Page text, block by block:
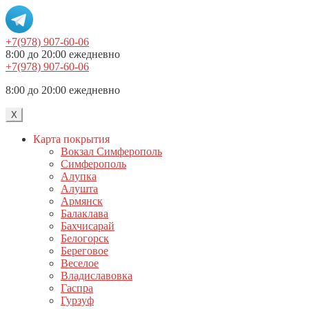
+7(978) 907-60-06
8:00 до 20:00 ежедневно
+7(978) 907-60-06
8:00 до 20:00 ежедневно
X
Карта покрытия
Вокзал Симферополь
Симферополь
Алупка
Алушта
Армянск
Балаклава
Бахчисарай
Белогорск
Береговое
Веселое
Владиславовка
Гаспра
Гурзуф